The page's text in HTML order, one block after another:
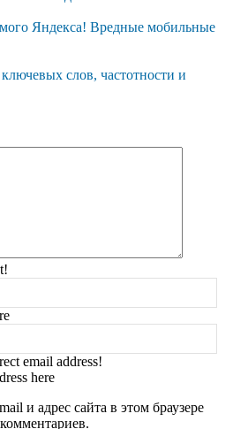
Яндекса! Вредные мобильные
слов, частотности и
email address!
here
и адрес сайта в этом браузере